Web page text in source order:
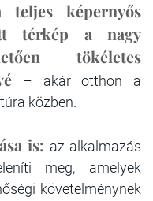
teljes képernyős
térkép a nagy
tökéletes
– akár otthon a
közben.
is: az alkalmazás
meg, amelyek
követelménynek